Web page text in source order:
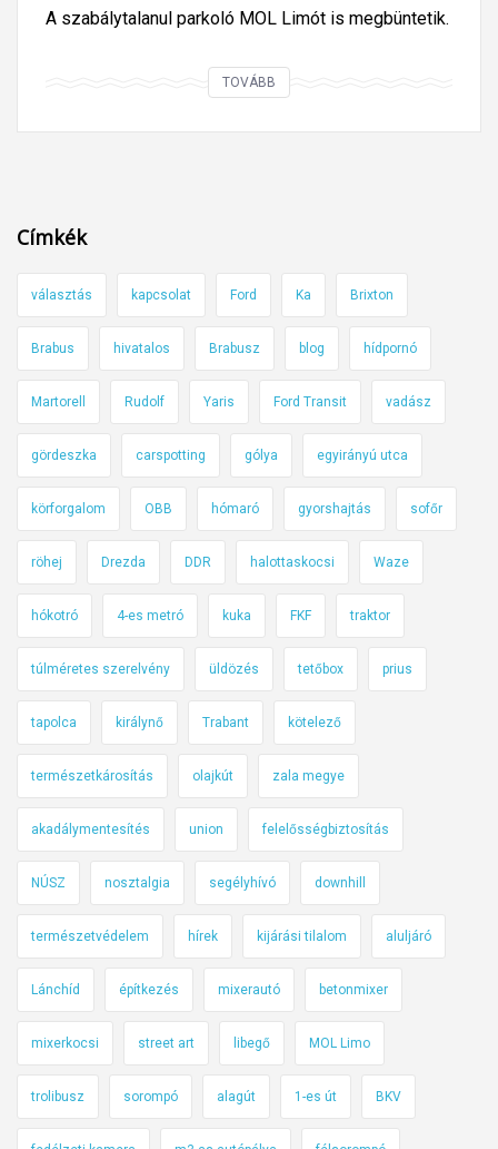
h
e
d
é
s
b
o
n
s
á
g
ö
s
s
f
l
a
ó
A szabálytalanul parkoló MOL Limót is megbüntetik.
TOVÁBB
e
e
m
a
á
h
o
.
Címkék
választás kapcsolat Ford Ka Brixton
Brabus hivatalos Brabusz blog hídpornó
Martorell Rudolf Yaris Ford Transit vadász
gördeszka carspotting gólya egyirányú utca
körforgalom OBB hómaró gyorshajtás sofőr
röhej Drezda DDR halottaskocsi Waze
hókotró 4-es metró kuka FKF traktor
túlméretes szerelvény üldözés tetőbox prius
tapolca királynő Trabant kötelező
természetkárosítás olajkút zala megye
akadálymentesítés union felelősségbiztosítás
NÚSZ nosztalgia segélyhívó downhill
természetvédelem hírek kijárási tilalom aluljáró
Lánchíd építkezés mixerautó betonmixer
mixerkocsi street art libegő MOL Limo
trolibusz sorompó alagút 1-es út BKV